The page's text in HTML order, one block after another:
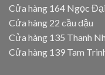
Cửa hàng 164 Ngọc
Cửa hàng 22 cầu dậu
Cửa hàng 135 Thanh
Cửa hàng 139 Tam